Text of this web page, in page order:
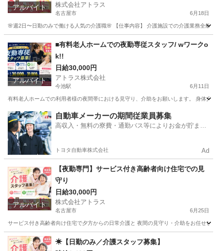
アルバイト 株式会社アトラス
名古屋市 6月18日
🌸週2日〜日勤のみで働ける人気の介護職🌸 【仕事内容】 介護施設での介護業務全般
介護士 時給
アルバイト
■有料老人ホームでの夜勤専従スタッフ/ wワークo
k!!
日給30,000円
アトラス株式会社
今池駅 6月11日
有料老人ホームでの利用者様の夜間帯における見守り、介助をお願いします。 身体
愛知 名古屋市 今池駅 介護 スタッフ
自動車メーカーの期間従業員募集
高収入・無料の寮費・通勤バス等によりお金が貯まり
トヨタ自動車株式会社 Ad
アルバイト
【夜勤専門】サービス付き高齢者向け住宅での見
守り
日給30,000円
株式会社アトラス
名古屋市 6月25日
サービス付き高齢者向け住宅で夕方からの日常介護と 夜間の見守り・介助をお任せし
愛知 名古屋市 介護 サービス付き高齢者向け住宅
☀【日勤のみ／介護スタッフ募集】